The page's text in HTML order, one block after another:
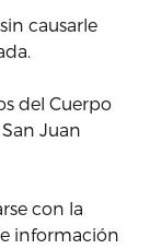
causarle
del Cuerpo
Juan
con la
información